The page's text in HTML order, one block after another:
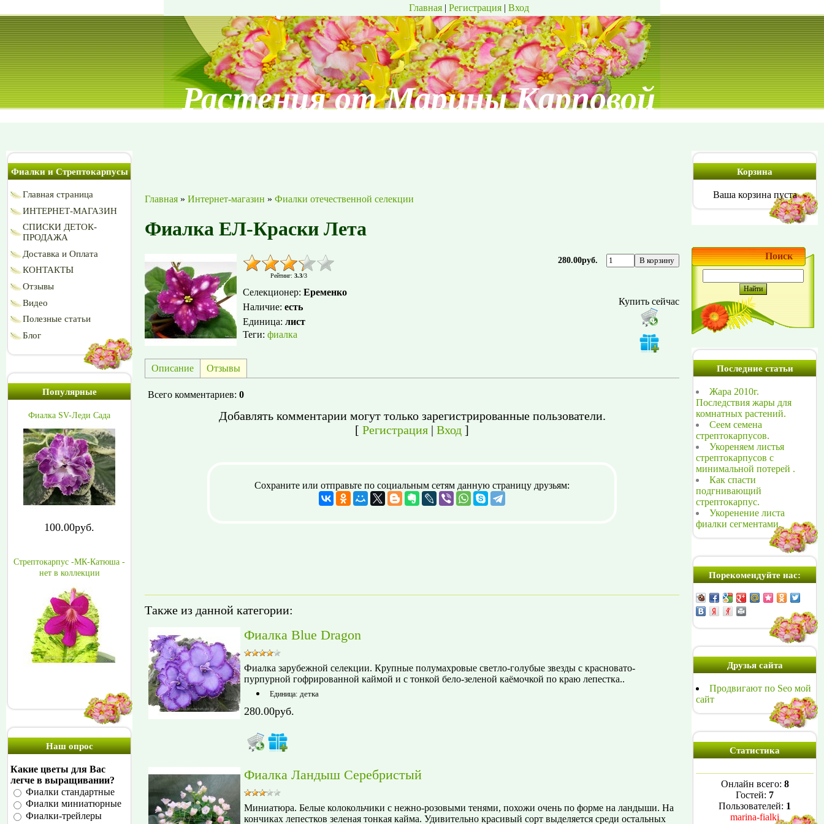
Главная | Регистрация | Вход
Растения от Марины Карповой
Фиалки и Стрептокарпусы
Главная страница
ИНТЕРНЕТ-МАГАЗИН
СПИСКИ ДЕТОК-
ПРОДАЖА
Доставка и Оплата
КОНТАКТЫ
Отзывы
Видео
Полезные статьи
Блог
Популярные
Фиалка SV-Леди Сада
100.00руб.
Стрептокарпус -МК-Катюша -
нет в коллекции
Наш опрос
Какие цветы для Вас
легче в выращивании?
Фиалки стандартные
Фиалки миниатюрные
Фиалки-трейлеры
Главная » Интернет-магазин » Фиалки отечественной селекции
Фиалка ЕЛ-Краски Лета
Рейтинг: 3.3/3
280.00руб.
Селекционер: Еременко
Наличие: есть
Единица: лист
Теги: фиалка
Купить сейчас
Описание Отзывы
Всего комментариев: 0
Добавлять комментарии могут только зарегистрированные пользователи.
[ Регистрация | Вход ]
Сохраните или отправьте по социальным сетям данную страницу друзьям:
Также из данной категории:
Фиалка Blue Dragon
Фиалка зарубежной селекции. Крупные полумахровые светло-голубые звезды с красновато-
пурпурной гофрированной каймой и с тонкой бело-зеленой каёмочкой по краю лепестка..
Единица: детка
280.00руб.
Фиалка Ландыш Серебристый
Миниатюра. Белые колокольчики с нежно-розовыми тенями, похожи очень по форме на ландыши. На
кончиках лепестков зеленая тонкая кайма. Удивительно красивый сорт выделяется среди остальных
Корзина
Ваша корзина пуста
Поиск
Последние статьи
Жара 2010г.
Последствия жары для
комнатных растений.
Сеем семена
стрептокарпусов.
Укореняем листья
стрептокарпусов с
минимальной потерей .
Как спасти
подгнивающий
стрептокарпус.
Укоренение листа
фиалки сегментами.
Порекомендуйте нас:
Друзья сайта
Продвигают по Seo мой
сайт
Статистика
Онлайн всего: 8
Гостей: 7
Пользователей: 1
marina-fialki